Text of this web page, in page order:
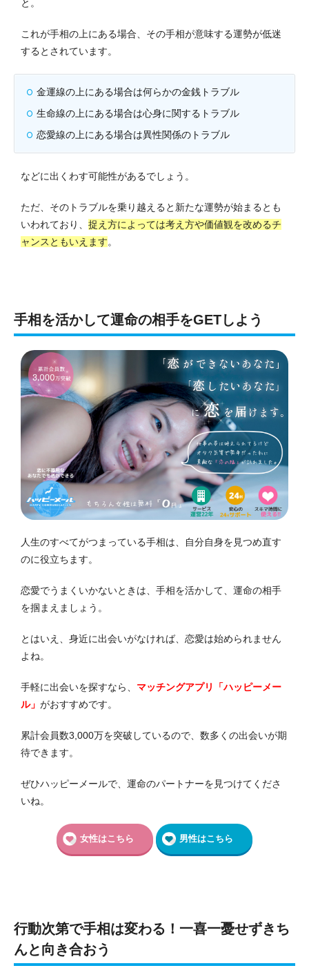
と。
これが手相の上にある場合、その手相が意味する運勢が低迷
するとされています。
金運線の上にある場合は何らかの金銭トラブル
生命線の上にある場合は心身に関するトラブル
恋愛線の上にある場合は異性関係のトラブル
などに出くわす可能性があるでしょう。
ただ、そのトラブルを乗り越えると新たな運勢が始まるとも
いわれており、 捉え方によっては考え方や価値観を改めるチ
ャンスともいえます。
手相を活かして運命の相手をGETしよう
人生のすべてがつまっている手相は、自分自身を見つめ直す
のに役立ちます。
恋愛でうまくいかないときは、手相を活かして、運命の相手
を掴まえましょう。
とはいえ、身近に出会いがなければ、恋愛は始められません
よね。
手軽に出会いを探すなら、 マッチングアプリ「ハッピーメー
ル」 がおすすめです。
累計会員数3,000万を突破しているので、数多くの出会いが期
待できます。
ぜひハッピーメールで、運命のパートナーを見つけてくださ
いね。
女性はこちら 男性はこちら
行動次第で手相は変わる！一喜一憂せずきち
んと向き合おう